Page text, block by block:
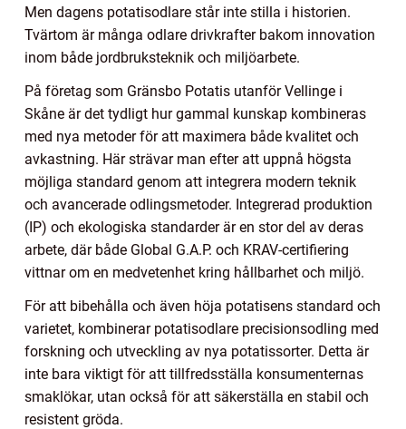
Men dagens potatisodlare står inte stilla i historien.
Tvärtom är många odlare drivkrafter bakom innovation
inom både jordbruksteknik och miljöarbete.
På företag som Gränsbo Potatis utanför Vellinge i
Skåne är det tydligt hur gammal kunskap kombineras
med nya metoder för att maximera både kvalitet och
avkastning. Här strävar man efter att uppnå högsta
möjliga standard genom att integrera modern teknik
och avancerade odlingsmetoder. Integrerad produktion
(IP) och ekologiska standarder är en stor del av deras
arbete, där både Global G.A.P. och KRAV-certifiering
vittnar om en medvetenhet kring hållbarhet och miljö.
För att bibehålla och även höja potatisens standard och
varietet, kombinerar potatisodlare precisionsodling med
forskning och utveckling av nya potatissorter. Detta är
inte bara viktigt för att tillfredsställa konsumenternas
smaklökar, utan också för att säkerställa en stabil och
resistent gröda.